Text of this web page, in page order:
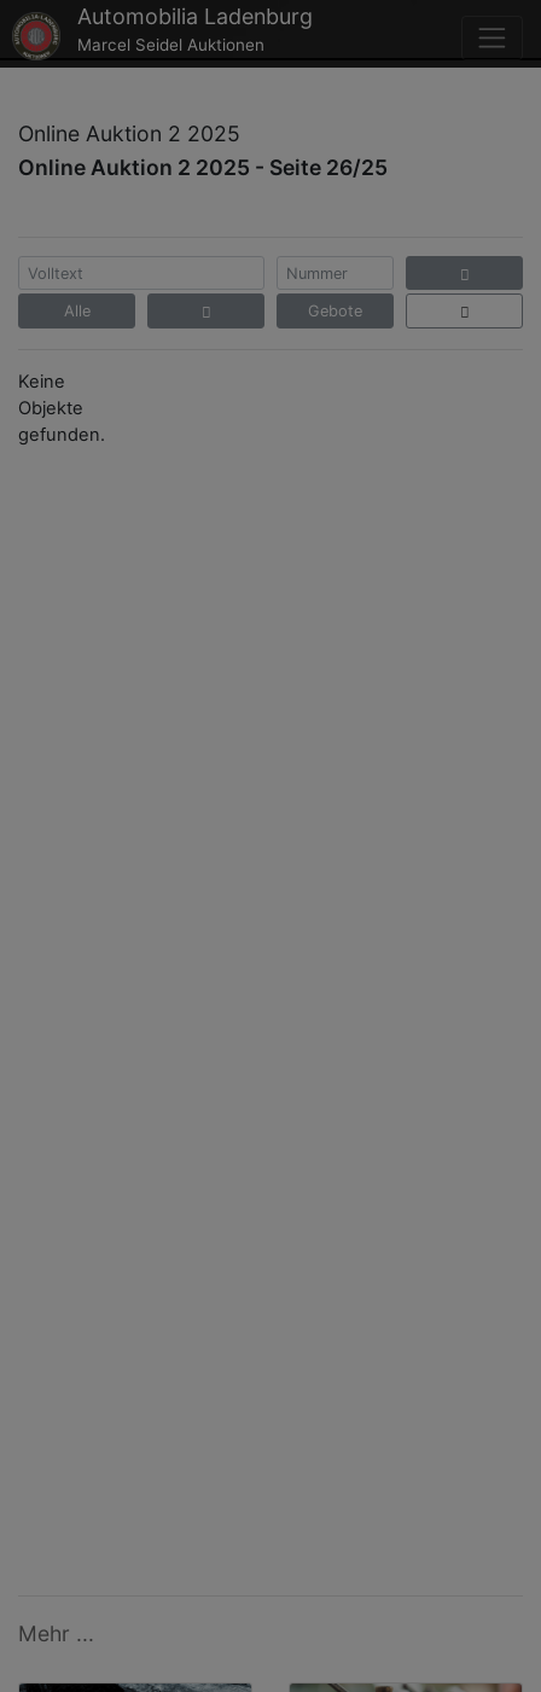
Automobilia Ladenburg
Marcel Seidel Auktionen
Online Auktion 2 2025
Online Auktion 2 2025 - Seite 26/25
Alle Gebote
Keine
Objekte
gefunden.
Mehr ...